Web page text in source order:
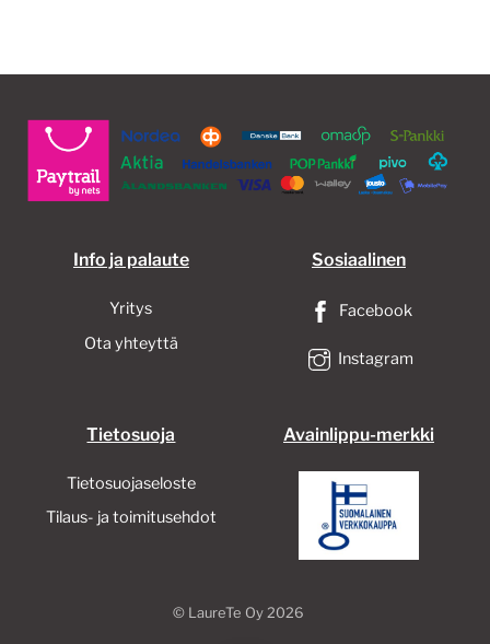
muunnelma.
tehdä
valinnat
tuotteen
Info ja palaute
Yritys
Ota yhteyttä
Sosiaalinen
Facebook
Instagram
Tietosuoja
Tietosuojaseloste
Tilaus- ja toimitusehdot
Avainlippu-merkki
© LaureTe Oy2026